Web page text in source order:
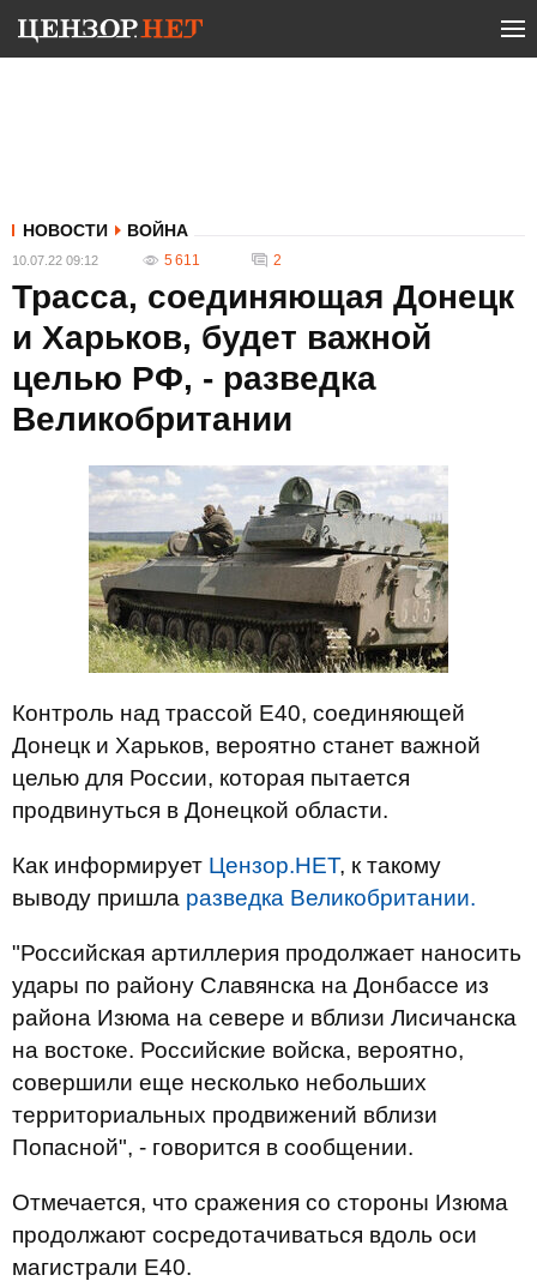
НОВОСТИ ВОЙНА
10.07.22 09:12 5 611 2
Трасса, соединяющая Донецк
и Харьков, будет важной
целью РФ, - разведка
Великобритании
Контроль над трассой E40, соединяющей
Донецк и Харьков, вероятно станет важной
целью для России, которая пытается
продвинуться в Донецкой области.
Как информирует Цензор.НЕТ, к такому
выводу пришла разведка Великобритании.
"Российская артиллерия продолжает наносить
удары по району Славянска на Донбассе из
района Изюма на севере и вблизи Лисичанска
на востоке. Российские войска, вероятно,
совершили еще несколько небольших
территориальных продвижений вблизи
Попасной", - говорится в сообщении.
Отмечается, что сражения со стороны Изюма
продолжают сосредотачиваться вдоль оси
магистрали Е40.